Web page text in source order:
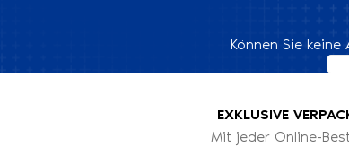
Können Sie
EXKLUSIVE
Mit jeder Online-